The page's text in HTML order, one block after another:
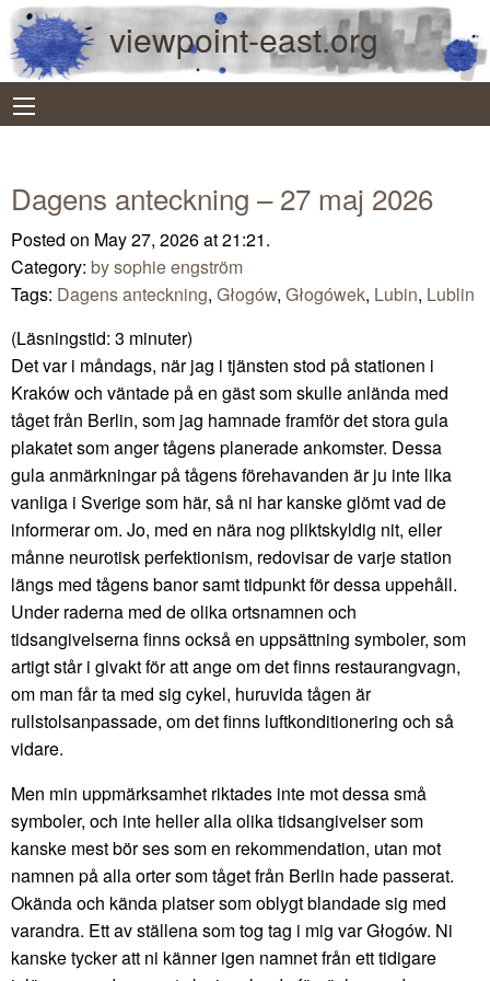
viewpoint-east.org
Dagens anteckning – 27 maj 2026
Posted on May 27, 2026 at 21:21.
Category: by sophie engström
Tags: Dagens anteckning, Głogów, Głogówek, Lubin, Lublin
(Läsningstid: 3 minuter)
Det var i måndags, när jag i tjänsten stod på stationen i
Kraków och väntade på en gäst som skulle anlända med
tåget från Berlin, som jag hamnade framför det stora gula
plakatet som anger tågens planerade ankomster. Dessa
gula anmärkningar på tågens förehavanden är ju inte lika
vanliga i Sverige som här, så ni har kanske glömt vad de
informerar om. Jo, med en nära nog pliktskyldig nit, eller
månne neurotisk perfektionism, redovisar de varje station
längs med tågens banor samt tidpunkt för dessa uppehåll.
Under raderna med de olika ortsnamnen och
tidsangivelserna finns också en uppsättning symboler, som
artigt står i givakt för att ange om det finns restaurangvagn,
om man får ta med sig cykel, huruvida tågen är
rullstolsanpassade, om det finns luftkonditionering och så
vidare.
Men min uppmärksamhet riktades inte mot dessa små
symboler, och inte heller alla olika tidsangivelser som
kanske mest bör ses som en rekommendation, utan mot
namnen på alla orter som tåget från Berlin hade passerat.
Okända och kända platser som oblygt blandade sig med
varandra. Ett av ställena som tog tag i mig var Głogów. Ni
kanske tycker att ni känner igen namnet från ett tidigare